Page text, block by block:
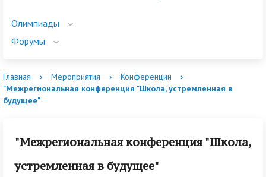
Олимпиады
Форумы
Главная › Мероприятия › Конференции
›
"Межрегиональная конференция "Школа, устремленная в
будущее"
"Межрегиональная конференция "Школа,
устремленная в будущее"